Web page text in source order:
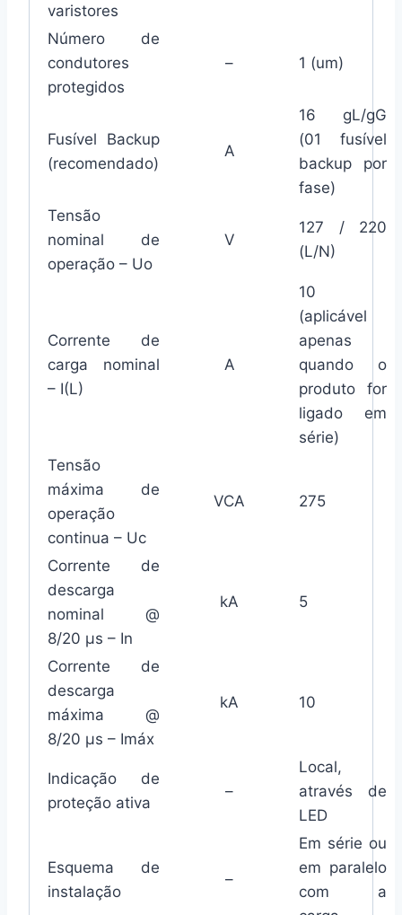
varistores
Número de
condutores
protegidos
– 1 (um)
Fusível Backup
(recomendado)
A
16 gL/gG
(01 fusível
backup por
fase)
Tensão
nominal de
operação – Uo
V
127 / 220
(L/N)
Corrente de
carga nominal
– I(L)
A
10
(aplicável
apenas
quando o
produto for
ligado em
série)
Tensão
máxima de
operação
continua – Uc
VCA 275
Corrente de
descarga
nominal @
8/20 µs – In
kA 5
Corrente de
descarga
máxima @
8/20 µs – Imáx
kA 10
Indicação de
proteção ativa
–
Local,
através de
LED
Esquema de
instalação
–
Em série ou
em paralelo
com a